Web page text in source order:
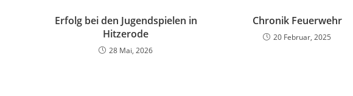
Erfolg bei den Jugendspielen in
Hitzerode
28 Mai, 2026
Chronik Feuerwehr
20 Februar, 2025